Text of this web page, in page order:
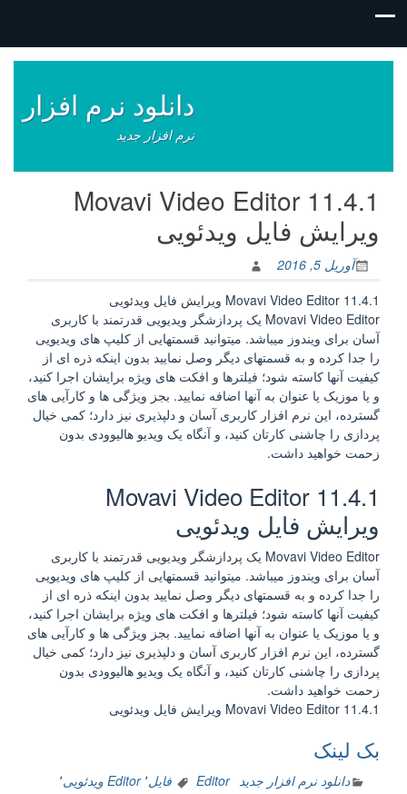
نوشته‌ها
دانلود نرم افزار
نرم افزار جدید
Movavi Video Editor 11.4.1
ویرایش فایل ویدئویی
آوریل 5, 2016
Movavi Video Editor 11.4.1 ویرایش فایل ویدئویی
Movavi Video Editor یک پردازشگر ویدیویی قدرتمند با کاربری
آسان برای ویندوز میباشد. میتوانید قسمتهایی از کلیپ های ویدیویی
را جدا کرده و به قسمتهای دیگر وصل نمایید بدون اینکه ذره ای از
کیفیت آنها کاسته شود؛ فیلترها و افکت های ویژه برایشان اجرا کنید،
و یا موزیک یا عنوان به آنها اضافه نمایید. بجز ویژگی ها و کارآیی های
گسترده، این نرم افزار کاربری آسان و دلپذیری نیز دارد؛ کمی خیال
پردازی را چاشنی کارتان کنید، و آنگاه یک ویدیو هالیوودی بدون
زحمت خواهید داشت.
Movavi Video Editor 11.4.1
ویرایش فایل ویدئویی
Movavi Video Editor یک پردازشگر ویدیویی قدرتمند با کاربری
آسان برای ویندوز میباشد. میتوانید قسمتهایی از کلیپ های ویدیویی
را جدا کرده و به قسمتهای دیگر وصل نمایید بدون اینکه ذره ای از
کیفیت آنها کاسته شود؛ فیلترها و افکت های ویژه برایشان اجرا کنید،
و یا موزیک یا عنوان به آنها اضافه نمایید. بجز ویژگی ها و کارآیی های
گسترده، این نرم افزار کاربری آسان و دلپذیری نیز دارد؛ کمی خیال
پردازی را چاشنی کارتان کنید، و آنگاه یک ویدیو هالیوودی بدون
زحمت خواهید داشت.
Movavi Video Editor 11.4.1 ویرایش فایل ویدئویی
بک لینک
دانلود نرم افزار جدید Editor فایل ٬ Editor ویدئویی
٬